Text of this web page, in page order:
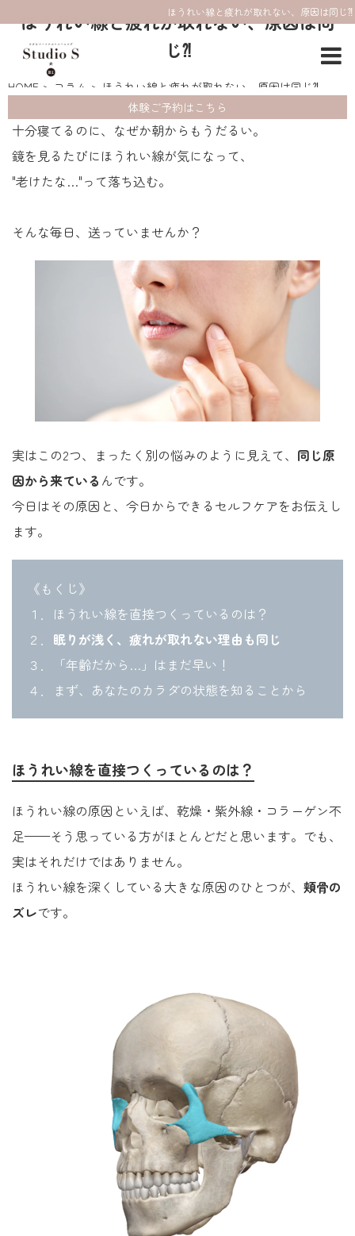
ほうれい線と疲れが取れない、原因は同じ⁈
体験ご予約はこちら
ほうれい線と疲れが取れない、原因は同
じ⁈
HOME コラム ほうれい線と疲れが取れない、原因は同じ⁈
十分寝てるのに、なぜか朝からもうだるい。
鏡を見るたびにほうれい線が気になって、
"老けたな…"って落ち込む。
そんな毎日、送っていませんか？
実はこの2つ、まったく別の悩みのように見えて、 同じ原
因から来ている んです。
今日はその原因と、今日からできるセルフケアをお伝えし
ます。
《もくじ》
１．ほうれい線を直接つくっているのは？
２． 眠りが浅く、疲れが取れない理由も同じ
３．「年齢だから…」はまだ早い！
４．まず、あなたのカラダの状態を知ることから
ほうれい線を直接つくっているのは？
ほうれい線の原因といえば、乾燥・紫外線・コラーゲン不
足——そう思っている方がほとんどだと思います。でも、
実はそれだけではありません。
ほうれい線を深くしている大きな原因のひとつが、 頬骨の
ズレです。